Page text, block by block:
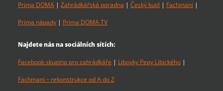
Prima DOMA | Zahrádkářská poradna | Český kutil | Fachmani |
Prima nápady | Prima DOMA TV
Najdete nás na sociálních sítích:
Facebook skupina pro zahrádkáře | Libovky Pepy Libického |
Fachmani – rekonstrukce od A do Z